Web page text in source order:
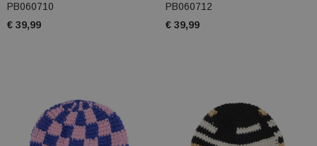
PB060710
€ 39,99
PB060712
€ 39,99